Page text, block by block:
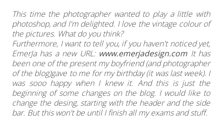
This time the photographer wanted to play a little with
photoshop, and I'm delighted. I love the vintage colour of
the pictures. What do you think?
Furthermore, I want to tell you, if you haven't noticed yet,
EmerJa has a new URL: www.emerjadesign.com It has
been one of the present my boyfriend (and photographer
of the blog)gave to me for my birthday (it was last week). I
was sooo happy when I knew it. And this is just the
beginning of some changes on the blog. I would like to
change the desing, starting with the header and the side
bar. But this won't be until I finish all my exams and stuff.